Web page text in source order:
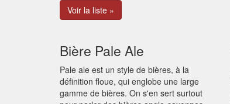
Voir la liste »
Bière Pale Ale
Pale ale est un style de bières, à la
définition floue, qui englobe une large
gamme de bières. On s'en sert surtout